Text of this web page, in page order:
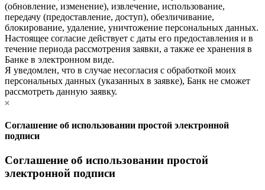
(обновление, изменение), извлечение, использование,
передачу (предоставление, доступ), обезличивание,
блокирование, удаление, уничтожение персональных данных.
Настоящее согласие действует с даты его предоставления и в
течение периода рассмотрения заявки, а также ее хранения в
Банке в электронном виде.
Я уведомлен, что в случае несогласия с обработкой моих
персональных данных (указанных в заявке), Банк не сможет
рассмотреть данную заявку.
Соглашение об использовании простой электронной
подписи
Соглашение об использовании простой
электронной подписи